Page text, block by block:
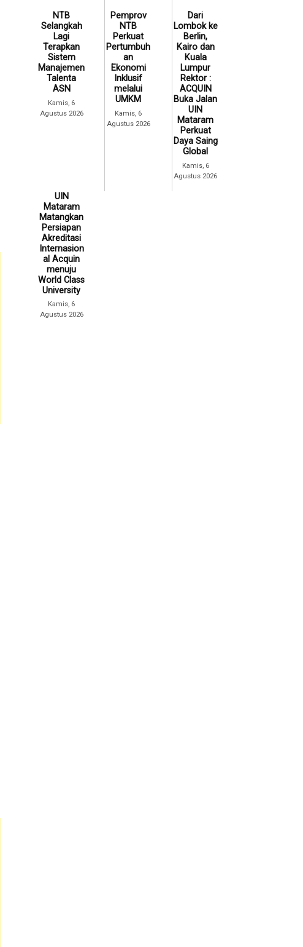
NTB
Selangkah
Lagi
Terapkan
Sistem
Manajemen
Talenta
ASN
Kamis, 6
Agustus 2026
Pemprov
NTB
Perkuat
Pertumbuh
an
Ekonomi
Inklusif
melalui
UMKM
Kamis, 6
Agustus 2026
Dari
Lombok ke
Berlin,
Kairo dan
Kuala
Lumpur
Rektor :
ACQUIN
Buka Jalan
UIN
Mataram
Perkuat
Daya Saing
Global
Kamis, 6
Agustus 2026
UIN
Mataram
Matangkan
Persiapan
Akreditasi
Internasion
al Acquin
menuju
World Class
University
Kamis, 6
Agustus 2026